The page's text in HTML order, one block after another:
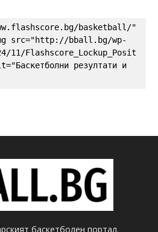
basketball/"
src="http://bball.bg/wp-
11/Flashscore_Lockup_Posit
резултати и
баскетболен портал.